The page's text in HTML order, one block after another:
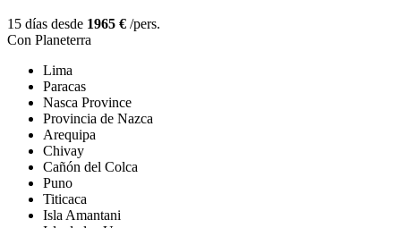
15 días desde 1965 € /pers.
Con Planeterra
Lima
Paracas
Nasca Province
Provincia de Nazca
Arequipa
Chivay
Cañón del Colca
Puno
Titicaca
Isla Amantani